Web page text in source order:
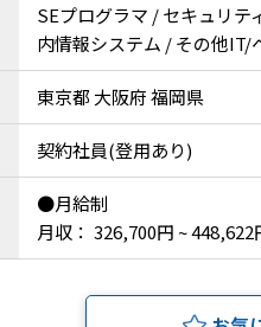
SEプログラマ / セキュリ
内情報システム / その他IT/
東京都 大阪府 福岡県
契約社員(登用あり)
●月給制
月収： 326,700円 ~ 448,622